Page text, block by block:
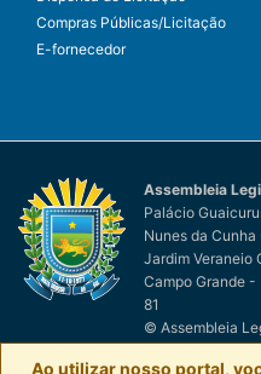
Compras Públicas/Licitação
E-fornecedor
Assembleia
Palácio
Nunes da
Jardim Veraneio
Campo Grande
81
© Assembleia
Ao utilizar nosso portal,